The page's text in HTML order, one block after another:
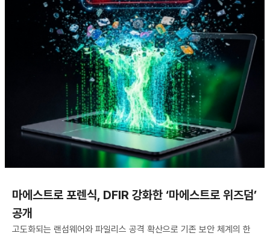
마에스트로 포렌식, DFIR 강화한 ‘마에스트로 위즈덤’
공개
고도화되는 랜섬웨어와 파일리스 공격 확산으로 기존 보안 체계의 한